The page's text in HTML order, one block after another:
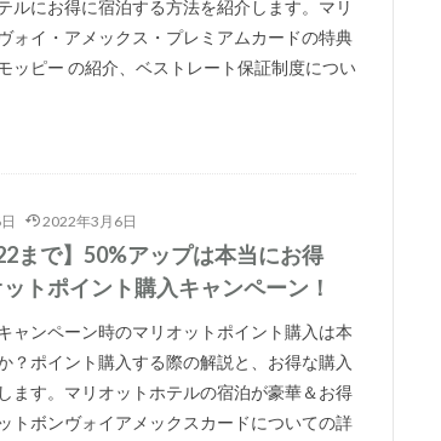
ルにお得に宿泊する方法を紹介します。マリ
ォイ・アメックス・プレミアムカードの特典
ッピー の紹介、ベストレート保証制度につい
2022年3月6日
まで】50%アップは本当にお得
トポイント購入キャンペーン！
ャンペーン時のマリオットポイント購入は本
？ポイント購入する際の解説と、お得な購入
ます。マリオットホテルの宿泊が豪華＆お得
トボンヴォイアメックスカードについての詳